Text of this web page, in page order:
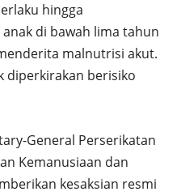
hingga
di bawah lima tahun
malnutrisi akut.
diperkirakan berisiko
General Perserikatan
Kemanusiaan dan
kesaksian resmi